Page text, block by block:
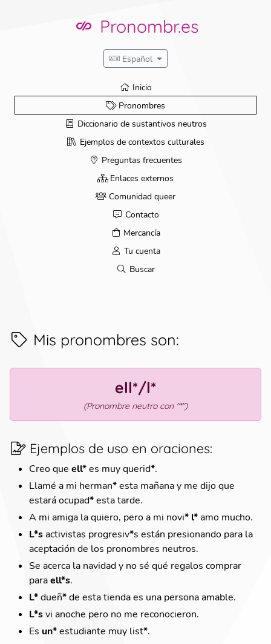
Pronombr.es
Español
Inicio
Pronombres
Diccionario de sustantivos neutros
Ejemplos de contextos culturales
Preguntas frecuentes
Enlaces externos
Comunidad queer
Contacto
Mercancía
Tu cuenta
Buscar
Mis pronombres son:
ell*/l*
(Pronombre neutro con "*")
Ejemplos de uso en oraciones:
Creo que ell* es muy querid*.
Llamé a mi herman* esta mañana y me dijo que
estará ocupad* esta tarde.
A mi amiga la quiero, pero a mi novi* l* amo mucho.
L*s activistas progresiv*s están presionando para la
aceptación de los pronombres neutros.
Se acerca la navidad y no sé qué regalos comprar
para ell*s.
L* dueñ* de esta tienda es una persona amable.
L*s vi anoche pero no me reconocieron.
Es un* estudiante muy list*.